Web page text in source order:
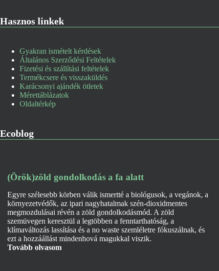
Hasznos linkek
Gyakran ismételt kérdések
Általános Szerződési Feltételek
Fizetési és szállítási feltételek
Termékcsere és visszaküldés
Karácsonyi ajándék ötletek
Mérettáblázatok
Oldaltérkép
Ecoblog
(Örök)zöld gondolkodás a fa alatt
Egyre szélesebb körben válik ismertté a biológusok, a vegánok, a
környezetvédők, az ipari nagyhatalmak szén-dioxidmentes
megmozdulásai révén a zöld gondolkodásmód. A zöld
szemüvegen keresztül a legtöbben a fenntarthatóság, a
klímaváltozás lassítása és a no waste szemléletre fókuszálnak, és
ezt a hozzáállást mindenhová magukkal viszik.
Tovább olvasom